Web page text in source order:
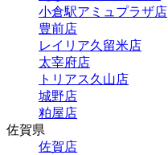
小倉駅アミュプラザ店
豊前店
レイリア久留米店
太宰府店
トリアス久山店
城野店
粕屋店
佐賀県
佐賀店